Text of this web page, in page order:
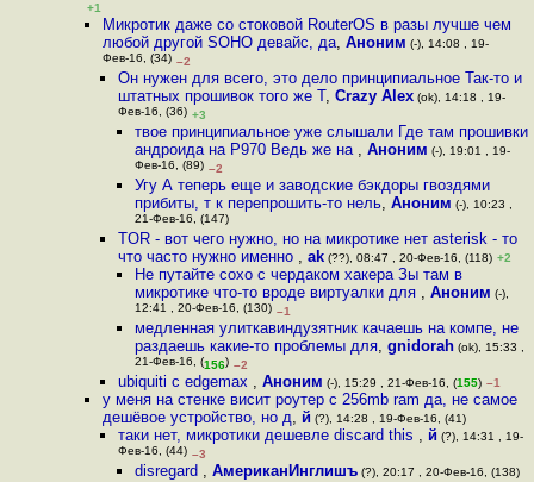
+1
Микротик даже со стоковой RouterOS в разы лучше чем
любой другой SOHO девайс, да, Аноним (-), 14:08 , 19-
Фев-16, (34) –2
Он нужен для всего, это дело принципиальное Так-то и
штатных прошивок того же T,Crazy Alex (ok), 14:18 , 19-
Фев-16, (36) +3
твое принципиальное уже слышали Где там прошивки
андроида на P970 Ведь же на , Аноним (-), 19:01 , 19-
Фев-16, (89) –2
Угу А теперь еще и заводские бэкдоры гвоздями
прибиты, т к перепрошить-то нель, Аноним (-), 10:23 ,
21-Фев-16, (147)
TOR - вот чего нужно, но на микротике нет asterisk - то
что часто нужно именно ,ak (??), 08:47 , 20-Фев-16, (118) +2
Не путайте сохо с чердаком хакера Зы там в
микротике что-то вроде виртуалки для , Аноним (-),
12:41 , 20-Фев-16, (130) –1
медленная улиткавиндузятник качаешь на компе, не
раздаешь какие-то проблемы для, gnidorah(ok), 15:33 ,
21-Фев-16, (156) –2
ubiquiti с edgemax ,Аноним (-), 15:29 , 21-Фев-16, (155) –1
у меня на стенке висит роутер с 256mb ram да, не самое
дешёвое устройство, но д, й (?), 14:28 , 19-Фев-16, (41)
таки нет, микротики дешевле discard this , й (?), 14:31 , 19-
Фев-16, (44) –3
disregard , АмериканИнглишъ(?), 20:17 , 20-Фев-16, (138)